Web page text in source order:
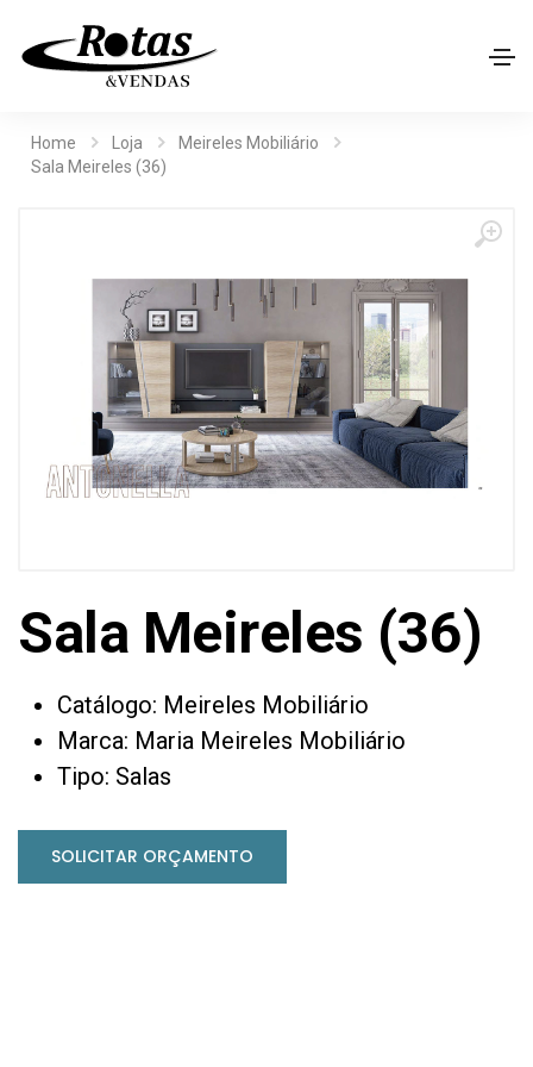
Home Loja
Meireles Mobiliário
Sala Meireles (36)
Sala Meireles (36)
Catálogo: Meireles Mobiliário
Marca: Maria Meireles Mobiliário
Tipo: Salas
SOLICITAR ORÇAMENTO